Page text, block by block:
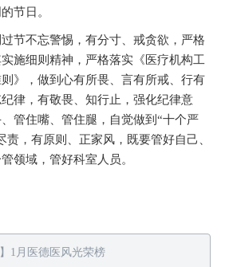
节日。
节不忘警惕，有分寸、戒贪欲，严格
施细则精神，严格落实《医疗机构工
》，做到心有所畏、言有所戒、行有
律，有敬畏、知行止，强化纪律意
管住嘴、管住腿，自觉做到“十个严
责，有原则、正家风，既要管好自己、
领域，管好科室人员。
1月医德医风光荣榜